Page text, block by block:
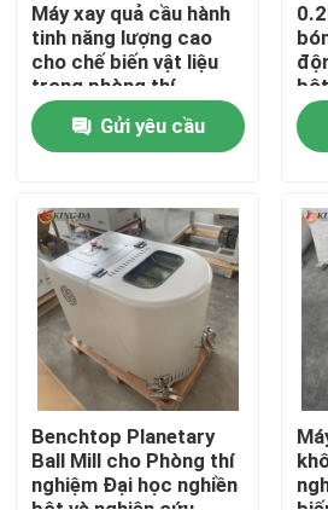
Nhà
Sản phẩm
Về chúng tôi
Máy xay quả cầu hành
tinh năng lượng cao
cho chế biến vật liệu
trong phòng thí
nghiệm nghiền bột siêu
mịn
Gửi yêu cầu
vật
Benchtop Planetary
Ball Mill cho Phòng thí
nghiệm Đại học nghiền